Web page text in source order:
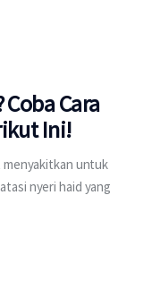
Cara
Ini!
menyakitkan untuk
nyeri haid yang